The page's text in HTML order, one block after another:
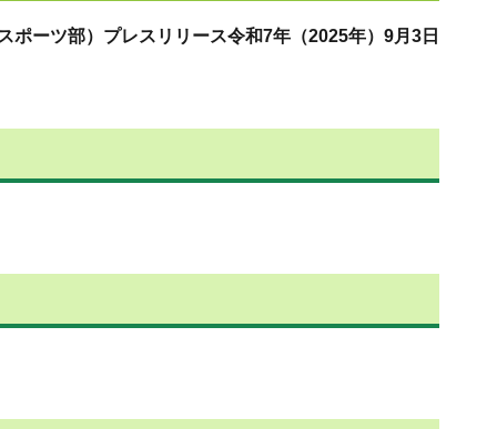
ポーツ部）プレスリリース令和7年（2025年）9月3日